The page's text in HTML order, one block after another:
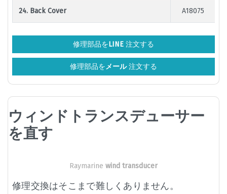
24. Back Cover A18075
修理部品をLINE 注文する
修理部品をメール注文する
ウィンドトランスデューサー
を直す
Raymarine wind transducer
修理交換はそこまで難しくありません。